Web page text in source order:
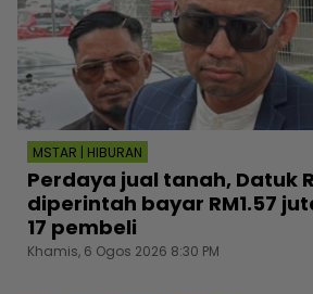
MSTAR | HIBURAN
Perdaya jual tanah, Datuk
diperintah bayar RM1.57
17 pembeli
Khamis, 6 Ogos 2026 8:30 PM